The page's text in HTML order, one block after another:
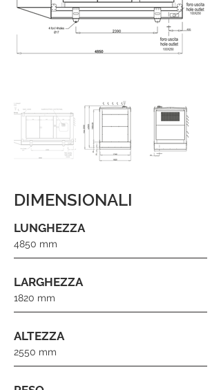
DIMENSIONALI
LUNGHEZZA
4850 mm
LARGHEZZA
1820 mm
ALTEZZA
2550 mm